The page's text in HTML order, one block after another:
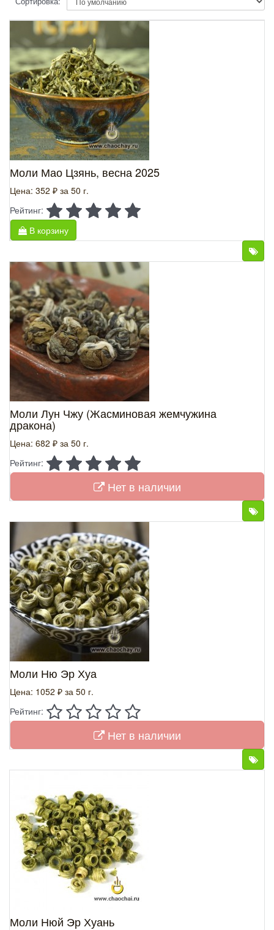
Моли Мао Цзянь, весна 2025
Цена: 352 ₽ за 50 г.
Рейтинг:
В корзину
Моли Лун Чжу (Жасминовая жемчужина
дракона)
Цена: 682 ₽ за 50 г.
Рейтинг:
Нет в наличии
Моли Ню Эр Хуа
Цена: 1052 ₽ за 50 г.
Рейтинг:
Нет в наличии
Моли Нюй Эр Хуань